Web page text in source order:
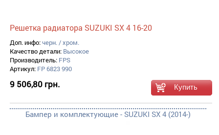
Решетка радиатора SUZUKI SX 4 16-20
Доп. инфо:черн. / хром.
Качество детали: Высокое
Производитель: FPS
Артикул: FP 6823 990
9 506,80 грн.
Бампер и комплектующие - SUZUKI SX 4 (2014-)